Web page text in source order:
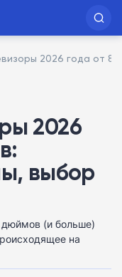
2026 года от
2026
выбор
(и больше)
на